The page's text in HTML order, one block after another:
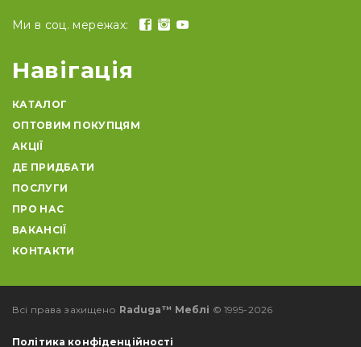
Ми в соц. мережах:
Навігація
КАТАЛОГ
ОПТОВИМ ПОКУПЦЯМ
АКЦІЇ
ДЕ ПРИДБАТИ
ПОСЛУГИ
ПРО НАС
ВАКАНСІЇ
КОНТАКТИ
Всі права захищено Raduga™ Меблі © 1995-2026
Політика конфіденційності